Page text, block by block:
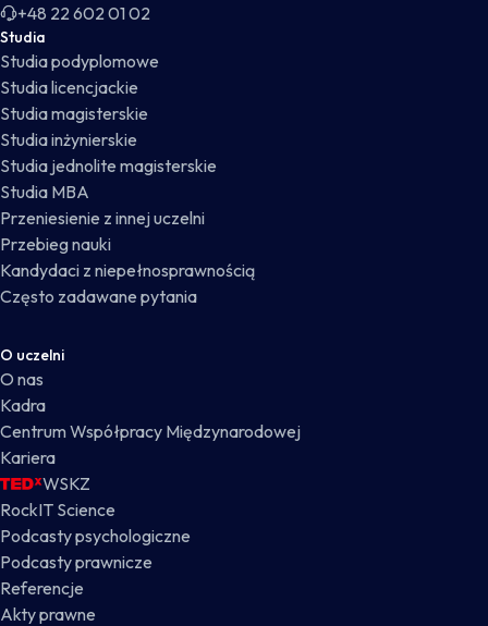
+48 22 602 01 02
Studia
Studia podyplomowe
Studia licencjackie
Studia magisterskie
Studia inżynierskie
Studia jednolite magisterskie
Studia MBA
Przeniesienie z innej uczelni
Przebieg nauki
Kandydaci z niepełnosprawnością
Często zadawane pytania
O uczelni
O nas
Kadra
Centrum Współpracy Międzynarodowej
Kariera
WSKZ
RockIT Science
Podcasty psychologiczne
Podcasty prawnicze
Referencje
Akty prawne